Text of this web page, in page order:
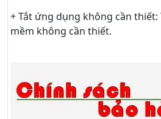
+ Tắt ứng dụng không cần
mềm không cần thiết.